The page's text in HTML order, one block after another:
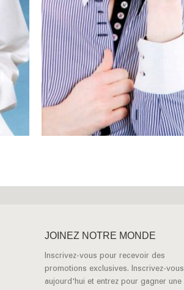
JOINEZ NOTRE MONDE
Inscrivez-vous pour recevoir des
promotions exclusives. Inscrivez-vous
aujourd'hui et entrez pour gagner une